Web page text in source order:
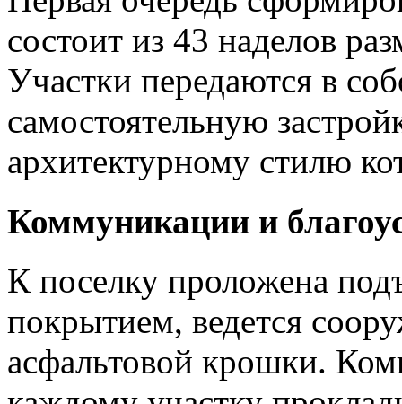
состоит из 43 наделов
Участки передаются в
самостоятельную
архитектурному стилю
Коммуникации и
К поселку проложена
покрытием, ведется
асфальтовой крошки.